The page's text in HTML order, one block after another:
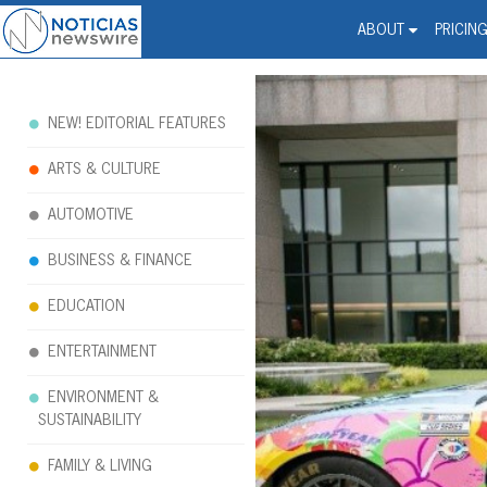
ABOUT PRICING
Noticias Newswire -
NEW! EDITORIAL FEATURES
ARTS & CULTURE
AUTOMOTIVE
BUSINESS & FINANCE
EDUCATION
ENTERTAINMENT
ENVIRONMENT &
SUSTAINABILITY
FAMILY & LIVING